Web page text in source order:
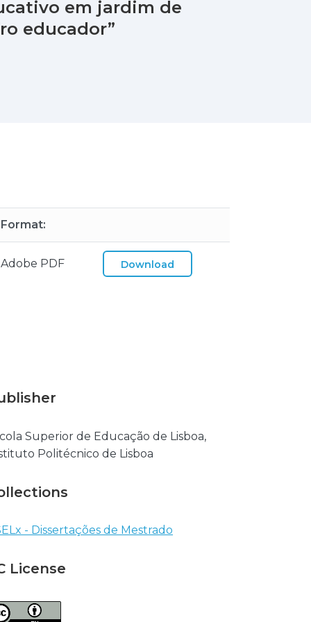
em jardim de
educador”
Format:
Adobe PDF Download
Superior de Educação de Lisboa,
Politécnico de Lisboa
- Dissertações de Mestrado
License